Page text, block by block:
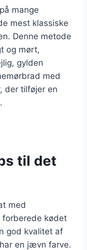
mange
mest klassiske
Denne metode
og mørt,
gylden
med
der tilføjer en
til det
med
kødet
god kvalitet af
en jævn farve.